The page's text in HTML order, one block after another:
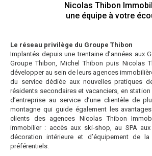
Nicolas Thibon
une équipe à votre
Le réseau privilège du Groupe Thibon
Implantés depuis une trentaine d’années aux
Groupe Thibon, Michel Thibon puis Nicolas
développer au sein de leurs agences
du service dédiée aux nouvelles pratiques
résidents secondaires et vacanciers, en station
d’entreprise au service d’une clientèle de
montagne qui guide également les
clients des agences Nicolas Thibon
immobilier : accès aux ski-shop, au SPA
décoration intérieure et d’équipement de
préférentiels.